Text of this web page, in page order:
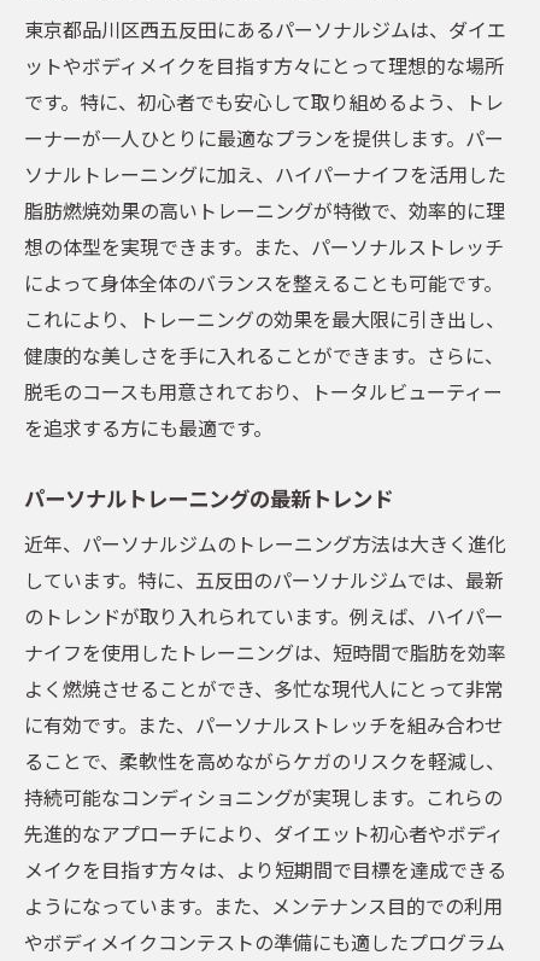
東京都品川区西五反田にあるパーソナルジムは、ダイエ
ットやボディメイクを目指す方々にとって理想的な場所
です。特に、初心者でも安心して取り組めるよう、トレ
ーナーが一人ひとりに最適なプランを提供します。パー
ソナルトレーニングに加え、ハイパーナイフを活用した
脂肪燃焼効果の高いトレーニングが特徴で、効率的に理
想の体型を実現できます。また、パーソナルストレッチ
によって身体全体のバランスを整えることも可能です。
これにより、トレーニングの効果を最大限に引き出し、
健康的な美しさを手に入れることができます。さらに、
脱毛のコースも用意されており、トータルビューティー
を追求する方にも最適です。
パーソナルトレーニングの最新トレンド
近年、パーソナルジムのトレーニング方法は大きく進化
しています。特に、五反田のパーソナルジムでは、最新
のトレンドが取り入れられています。例えば、ハイパー
ナイフを使用したトレーニングは、短時間で脂肪を効率
よく燃焼させることができ、多忙な現代人にとって非常
に有効です。また、パーソナルストレッチを組み合わせ
ることで、柔軟性を高めながらケガのリスクを軽減し、
持続可能なコンディショニングが実現します。これらの
先進的なアプローチにより、ダイエット初心者やボディ
メイクを目指す方々は、より短期間で目標を達成できる
ようになっています。また、メンテナンス目的での利用
やボディメイクコンテストの準備にも適したプログラム